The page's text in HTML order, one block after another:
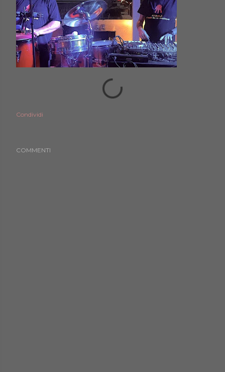
Condividi
COMMENTI